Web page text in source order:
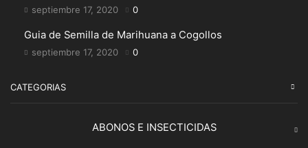
septiembre 17, 2020 0
Guia de Semilla de Marihuana a Cogollos
septiembre 17, 2020 0
CATEGORIAS
ABONOS E INSECTICIDAS